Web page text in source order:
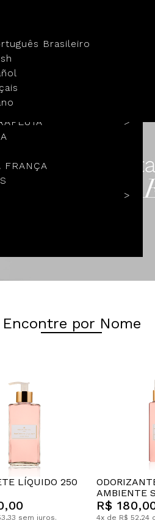
FRANÇA
Brasileiro
Encontre por Nome
LÍQUIDO 250
sem juros.
AMBIENTE
R$
4x de R$ 52,24